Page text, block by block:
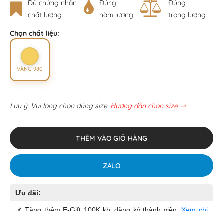
Đủ chứng nhận
chất lượng
Đúng
hàm lượng
Đúng
trọng lượng
Chọn chất liệu:
VÀNG 980
Lưu ý: Vui lòng chọn đúng size. Hướng dẫn chọn size ⇀
THÊM VÀO GIỎ HÀNG
ZALO
Ưu đãi: